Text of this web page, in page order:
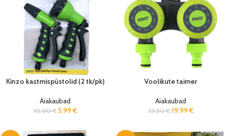
Kinzo kastmispüstolid (2 tk/pk)
Aiakaubad
10,00€ 5,99€
Voolikute taimer
Aiakaubad
33,50€ 19,99€